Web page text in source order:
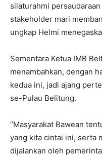
silaturahmi
stakeholder mari
ungkap Helmi
Sementara Ketua IMB
menambahkan, dengan
kedua ini, jadi ajang
se-Pulau Belitung.
“Masyarakat Bawean
yang kita cintai ini, serta
dijalankan oleh